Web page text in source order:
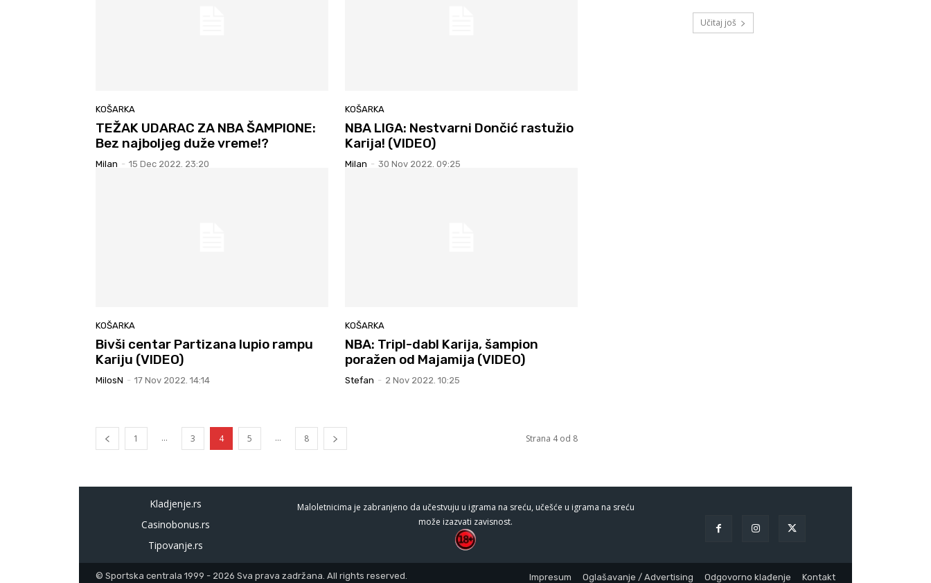
KOŠARKA
TEŽAK UDARAC ZA NBA ŠAMPIONE:
Bez najboljeg duže vreme!?
Milan - 15 Dec 2022. 23:20
KOŠARKA
NBA LIGA: Nestvarni Dončić rastužio
Karija! (VIDEO)
Milan - 30 Nov 2022. 09:25
KOŠARKA
Bivši centar Partizana lupio rampu
Kariju (VIDEO)
MilosN - 17 Nov 2022. 14:14
KOŠARKA
NBA: Tripl-dabl Karija, šampion
poražen od Majamija (VIDEO)
Stefan - 2 Nov 2022. 10:25
1 ... 3 4 5 ... 8 Strana 4 od 8
Učitaj još
Kladjenje.rs
Casinobonus.rs
Tipovanje.rs
Maloletnicima je zabranjeno da učestvuju u igrama na sreću, učešće u igrama na sreću
može izazvati zavisnost.
© Sportska centrala 1999 - 2026 Sva prava zadržana. All rights reserved. Impresum Oglašavanje / Advertising Odgovorno klađenje Kontakt